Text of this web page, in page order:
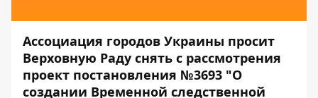
Ассоциация городов Украины просит
Верховную Раду снять с рассмотрения
проект постановления №3693 "О
создании Временной следственной